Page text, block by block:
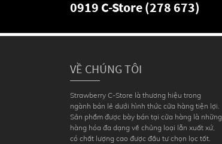
0919 C-Store (278 673)
VỀ CHÚNG TÔI
Strawberry C-Store là thương hiệu trong
ngành bán lẻ dưới hình thức cửa hàng tiện lợi.
Sản phẩm được bày bán tại cửa hàng là những
hàng hóa đa dạng về chủng loại lẫn xuất xứ,
có chất lượng cao được đầu tư chọn lọc tốt.